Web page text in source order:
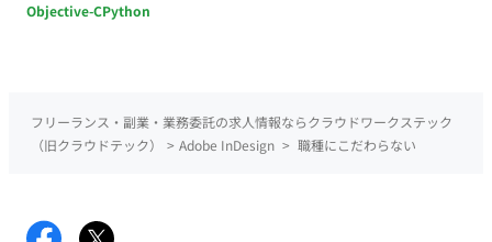
Objective-CPython
フリーランス・副業・業務委託の求人情報ならクラウドワークステック
（旧クラウドテック）
> Adobe InDesign > 職種にこだわらない